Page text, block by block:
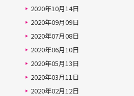
2020年10月14日
2020年09月09日
2020年07月08日
2020年06月10日
2020年05月13日
2020年03月11日
2020年02月12日